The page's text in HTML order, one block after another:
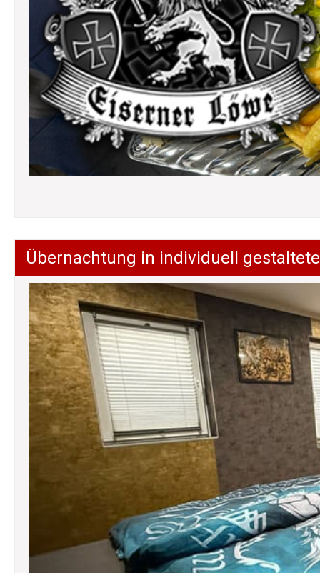
Übernachtung in individuell